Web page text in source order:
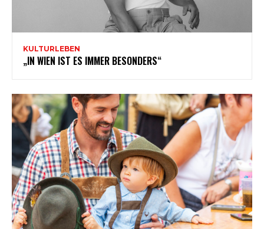
KULTURLEBEN
„IN WIEN IST ES IMMER BESONDERS“